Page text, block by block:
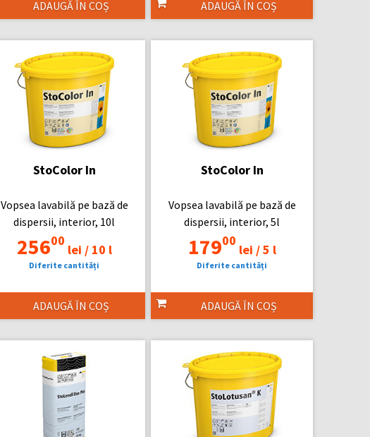
ADAUGĂ ÎN COȘ ADAUGĂ ÎN COȘ
StoColor In
Vopsea lavabilă pe bază de
dispersii, interior, 10l
25600
lei /10 l
Diferite cantități
ADAUGĂ ÎN COȘ
StoColor In
Vopsea lavabilă pe bază de
dispersii, interior, 5l
17900
lei /5 l
Diferite cantități
ADAUGĂ ÎN COȘ